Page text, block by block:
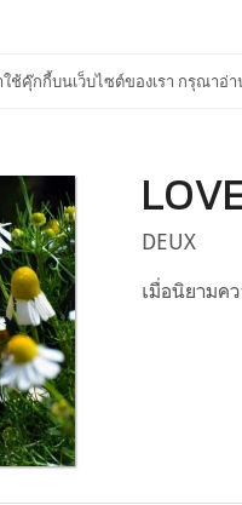
ใช้คุ๊กกี้บนเว็บไซต์ของเรา กรุณาอ่
DEUX
เมื่อนิยามค